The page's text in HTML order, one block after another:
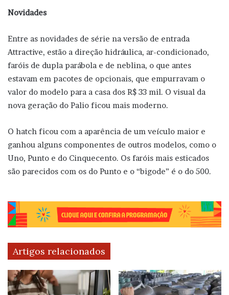
Novidades
Entre as novidades de série na versão de entrada
Attractive, estão a direção hidráulica, ar-condicionado,
faróis de dupla parábola e de neblina, o que antes
estavam em pacotes de opcionais, que empurravam o
valor do modelo para a casa dos R$ 33 mil. O visual da
nova geração do Palio ficou mais moderno.
O hatch ficou com a aparência de um veículo maior e
ganhou alguns componentes de outros modelos, como o
Uno, Punto e do Cinquecento. Os faróis mais esticados
são parecidos com os do Punto e o “bigode” é o do 500.
Artigos relacionados